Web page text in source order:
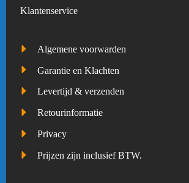
Klantenservice
Algemene voorwarden
Garantie en Klachten
Levertijd & verzenden
Retourinformatie
Privacy
Prijzen zijn inclusief BTW.